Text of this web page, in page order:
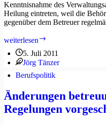
Kenntnisnahme des
Heilung eintreten, weil die
gegenüber dem Betreuer
weiterlesen
eines
belastenden
Verwaltungsaktes
Verfahrensunfähigen
durch
nachträgliche
Betreuerzustellung
5. Juli 2011
Jörg Tänzer
Berufspolitik
Änderungen
Regelungen